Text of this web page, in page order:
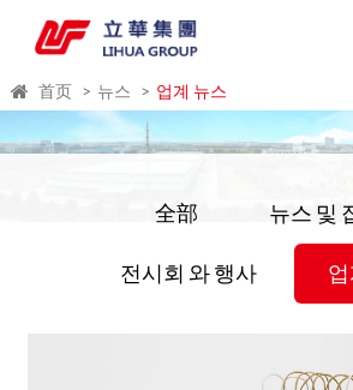
首页 뉴스 업계 뉴스
全部 뉴스 및
전시회 와 행사